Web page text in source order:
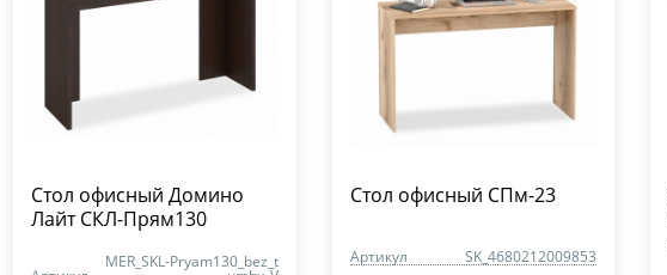
Стол офисный Домино
Лайт СКЛ-Прям130
MER_SKL-Pryam130_bez_t
Стол офисный СПм-23
Артикул SK_4680212009853